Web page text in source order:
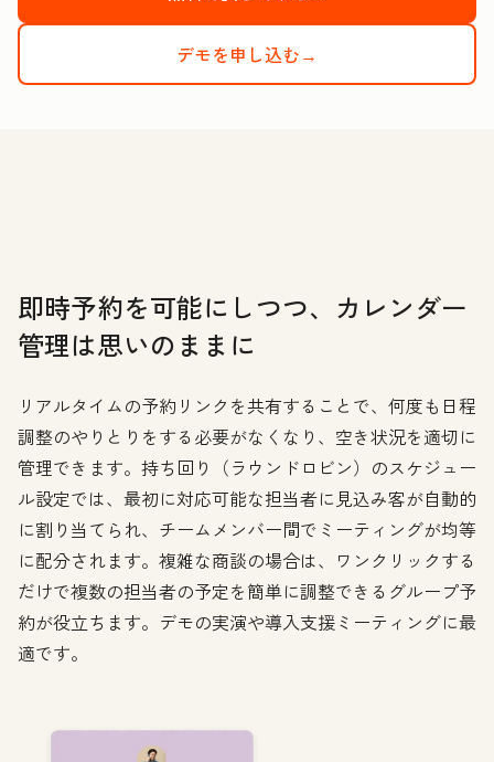
デモを申し込む→
即時予約を可能にしつつ、カレンダー
管理は思いのままに
リアルタイムの予約リンクを共有することで、何度も日程
調整のやりとりをする必要がなくなり、空き状況を適切に
管理できます。持ち回り（ラウンドロビン）のスケジュー
ル設定では、最初に対応可能な担当者に見込み客が自動的
に割り当てられ、チームメンバー間でミーティングが均等
に配分されます。複雑な商談の場合は、ワンクリックする
だけで複数の担当者の予定を簡単に調整できるグループ予
約が役立ちます。デモの実演や導入支援ミーティングに最
適です。